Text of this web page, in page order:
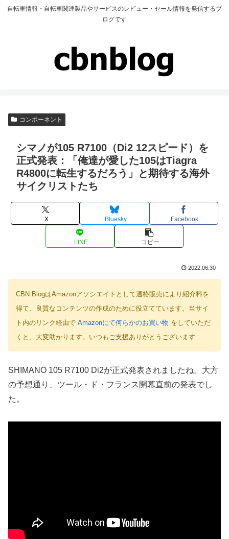
自転車情報・自転車関連製品やサービスのレビュー・セール情報を発信するブ
ログです
コンポーネント
シマノが105 R7100（Di2 12スピード）を
正式発表：「俺達が愛した105はTiagra
R4800に転生するだろう」と期待する海外
サイクリストたち
X Bluesky Facebook
LINE コピー
2022.06.30
CBN BlogはAmazonアソシエイトとして適格販売により紹介料を
得て、良質なコンテンツの作成のために役立てています。当サイ
ト内のリンク経由で Amazonにて何らかのお買い物 をしていただ
くと、大変助かります。いつもご支援ありがとうございます
SHIMANO 105 R7100 Di2が正式発表されましたね。大方
の予想通り、ツール・ド・フランス開幕直前の発表でし
た。